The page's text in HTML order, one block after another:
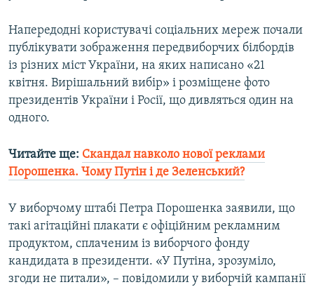
Напередодні користувачі соціальних мереж почали
публікувати зображення передвиборчих білбордів
із різних міст України, на яких написано «21
квітня. Вирішальний вибір» і розміщене фото
президентів України і Росії, що дивляться один на
одного.
Читайте ще: Скандал навколо нової реклами
Порошенка. Чому Путін і де Зеленський?
У виборчому штабі Петра Порошенка заявили, що
такі агітаційні плакати є офіційним рекламним
продуктом, сплаченим із виборчого фонду
кандидата в президенти. «У Путіна, зрозуміло,
згоди не питали», – повідомили у виборчій кампанії